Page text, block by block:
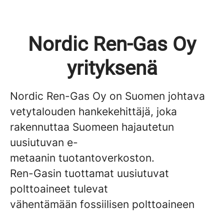
Nordic Ren-Gas Oy
yrityksenä
Nordic Ren-Gas Oy on Suomen johtava
vetytalouden hankekehittäjä, joka
rakennuttaa Suomeen hajautetun
uusiutuvan e-
metaanin tuotantoverkoston.
Ren-Gasin tuottamat uusiutuvat
polttoaineet tulevat
vähentämään fossiilisen polttoaineen